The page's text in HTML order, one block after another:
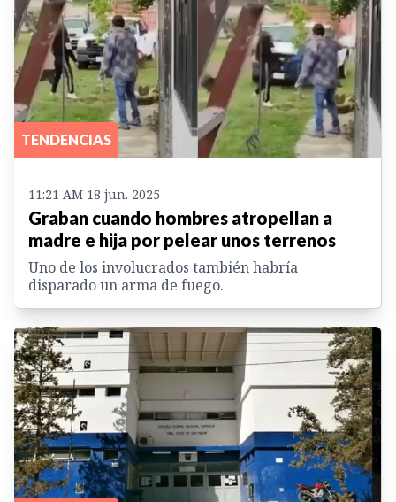
TENDENCIAS
11:21 AM 18 jun. 2025
Graban cuando hombres atropellan a
madre e hija por pelear unos terrenos
Uno de los involucrados también habría
disparado un arma de fuego.